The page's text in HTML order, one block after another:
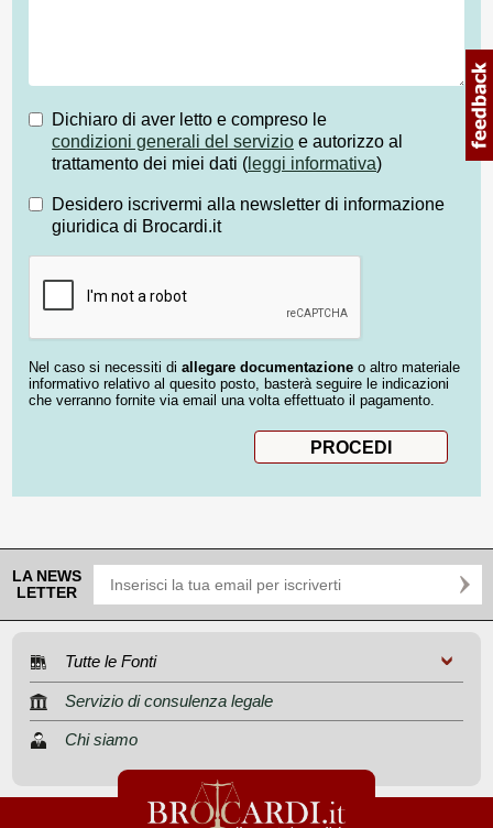
Dichiaro di aver letto e compreso le
condizioni generali del servizio e autorizzo al
trattamento dei miei dati ( leggi informativa)
Desidero iscrivermi alla newsletter di informazione
giuridica di Brocardi.it
Nel caso si necessiti di allegare documentazione o altro materiale
informativo relativo al quesito posto, basterà seguire le indicazioni
che verranno fornite via email una volta effettuato il pagamento.
LA NEWS
LETTER
Tutte le Fonti
Servizio di consulenza legale
Chi siamo